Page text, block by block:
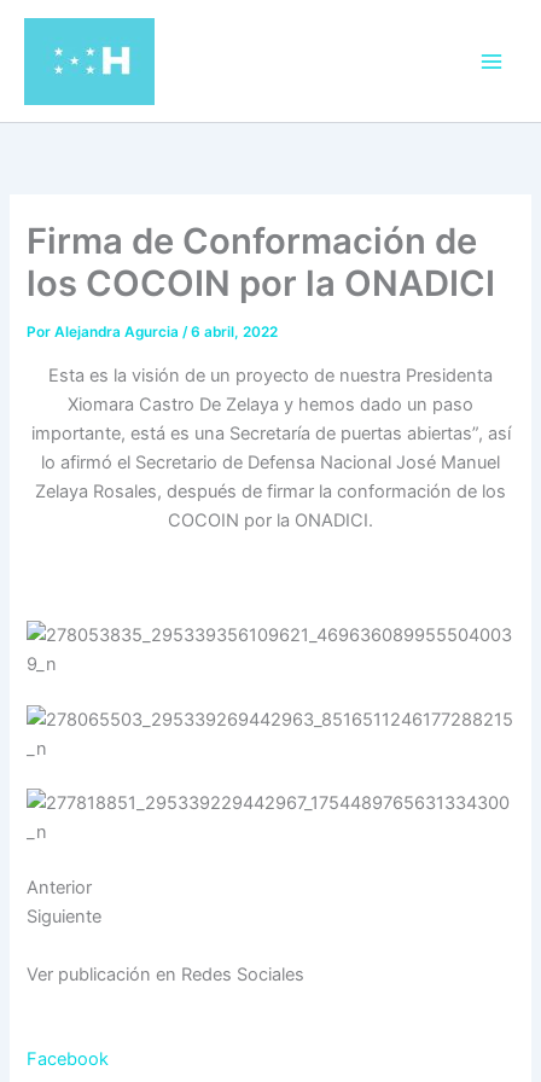
contenido
Firma de Conformación de
los COCOIN por la ONADICI
PorAlejandra Agurcia/6 abril, 2022
Esta es la visión de un proyecto de nuestra Presidenta
Xiomara Castro De Zelaya y hemos dado un paso
importante, está es una Secretaría de puertas abiertas”, así
lo afirmó el Secretario de Defensa Nacional José Manuel
Zelaya Rosales, después de firmar la conformación de los
COCOIN por la ONADICI.
Anterior
Siguiente
Ver publicación en Redes Sociales
Facebook